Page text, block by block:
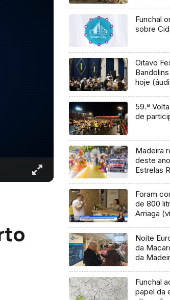
Funchal
sobre
Oitavo
hoje
59.ª
de
Madeira
deste
Estrelas
Foram
de 800
Arriaga
Noite
da
da
Funchal
papel da